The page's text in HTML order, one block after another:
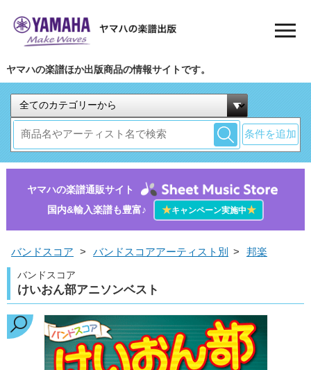
ヤマハの楽譜ほか出版商品の情報サイトです。
条件を追加
ヤマハの楽譜通販サイト
国内&輸入楽譜も豊富♪
★キャンペーン実施中★
バンドスコア > バンドスコアアーティスト別 > 邦楽
バンドスコア
けいおん部アニソンベスト